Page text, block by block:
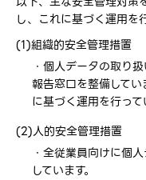
し、これに基づく運用を
(1)組織的安全管理措置
・個人データの取り
報告窓口を整備して
に基づく運用を行って
(2)人的安全管理措置
・全従業員向けに個
しています。